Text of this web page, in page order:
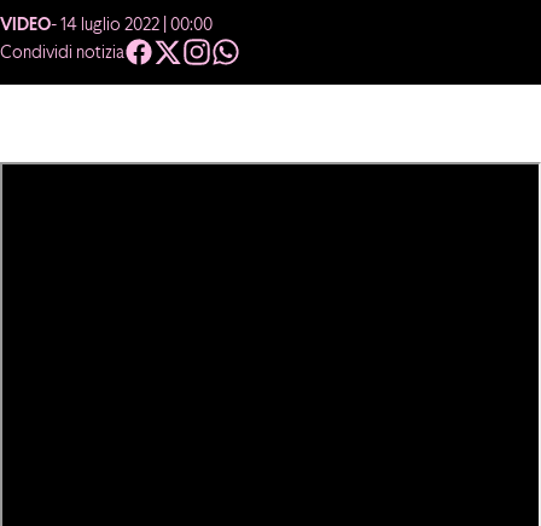
VIDEO- 14 luglio 2022 | 00:00
Condividi notizia